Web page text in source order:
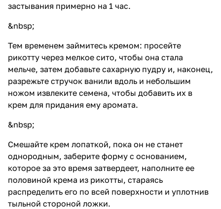
застывания примерно на 1 час.
&nbsp;
Тем временем займитесь кремом: просейте
рикотту через мелкое сито, чтобы она стала
мельче, затем добавьте сахарную пудру и, наконец,
разрежьте стручок ванили вдоль и небольшим
ножом извлеките семена, чтобы добавить их в
крем для придания ему аромата.
&nbsp;
Смешайте крем лопаткой, пока он не станет
однородным, заберите форму с основанием,
которое за это время затвердеет, наполните ее
половиной крема из рикотты, стараясь
распределить его по всей поверхности и уплотнив
тыльной стороной ложки.